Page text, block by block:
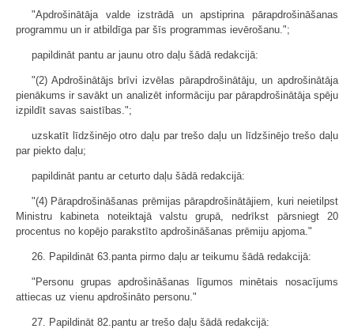
"Apdrošinātāja valde izstrādā un apstiprina pārapdrošināšanas
programmu un ir atbildīga par šīs programmas ievērošanu.";
papildināt pantu ar jaunu otro daļu šādā redakcijā:
"(2) Apdrošinātājs brīvi izvēlas pārapdrošinātāju, un apdrošinātāja
pienākums ir savākt un analizēt informāciju par pārapdrošinātāja spēju
izpildīt savas saistības.";
uzskatīt līdzšinējo otro daļu par trešo daļu un līdzšinējo trešo daļu
par piekto daļu;
papildināt pantu ar ceturto daļu šādā redakcijā:
"(4) Pārapdrošināšanas prēmijas pārapdrošinātājiem, kuri neietilpst
Ministru kabineta noteiktajā valstu grupā, nedrīkst pārsniegt 20
procentus no kopējo parakstīto apdrošināšanas prēmiju apjoma."
26. Papildināt 63.panta pirmo daļu ar teikumu šādā redakcijā:
"Personu grupas apdrošināšanas līgumos minētais nosacījums
attiecas uz vienu apdrošināto personu."
27. Papildināt 82.pantu ar trešo daļu šādā redakcijā: